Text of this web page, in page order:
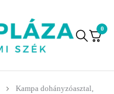
0
Kampa dohányzóasztal,